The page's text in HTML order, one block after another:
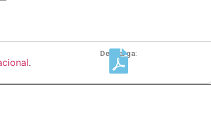
.
Descarga: